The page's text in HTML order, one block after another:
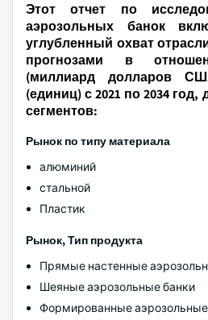
Этот отчет по
аэрозольных банок
углубленный охват
прогнозами в
(миллиард долларов
(единиц) с 2021 по 2034
сегментов:
Рынок по типу материала
алюминий
стальной
Пластик
Рынок,Тип продукта
Прямые настенные
Шеяные аэрозольные банки
Формированные